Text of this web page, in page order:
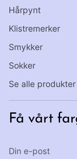
Hårpynt
Klistremerker
Smykker
Sokker
Se alle produkter
Få vårt